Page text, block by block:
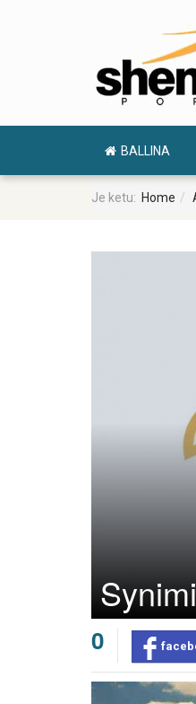
BALLINA
Je ketu: Home
0